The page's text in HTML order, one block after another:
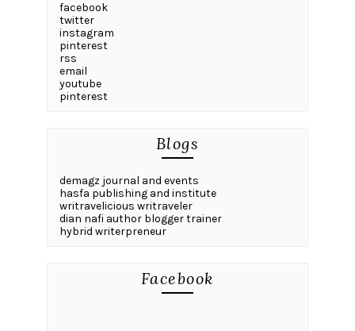
facebook
twitter
instagram
pinterest
rss
email
youtube
pinterest
Blogs
demagz journal and events
hasfa publishing and institute
writravelicious writraveler
dian nafi author blogger trainer
hybrid writerpreneur
Facebook